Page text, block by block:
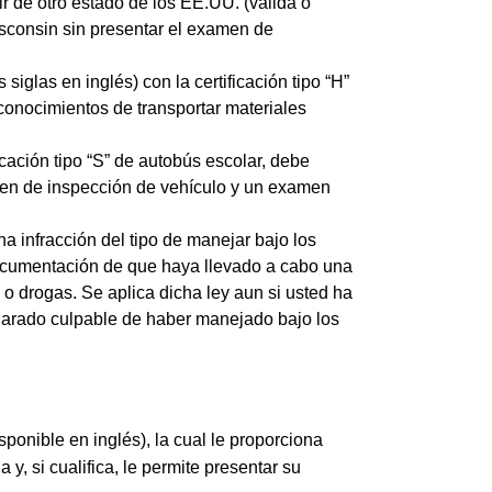
sin presentar el examen de
en inglés) con la certificación tipo “H”
de transportar materiales
tipo “S” de autobús escolar, debe
de inspección de vehículo y un examen
infracción del tipo de manejar bajo los
de que haya llevado a cabo una
drogas. Se aplica dicha ley aun si usted ha
culpable de haber manejado bajo los
en inglés), la cual le proporciona
y, si cualifica, le permite presentar su